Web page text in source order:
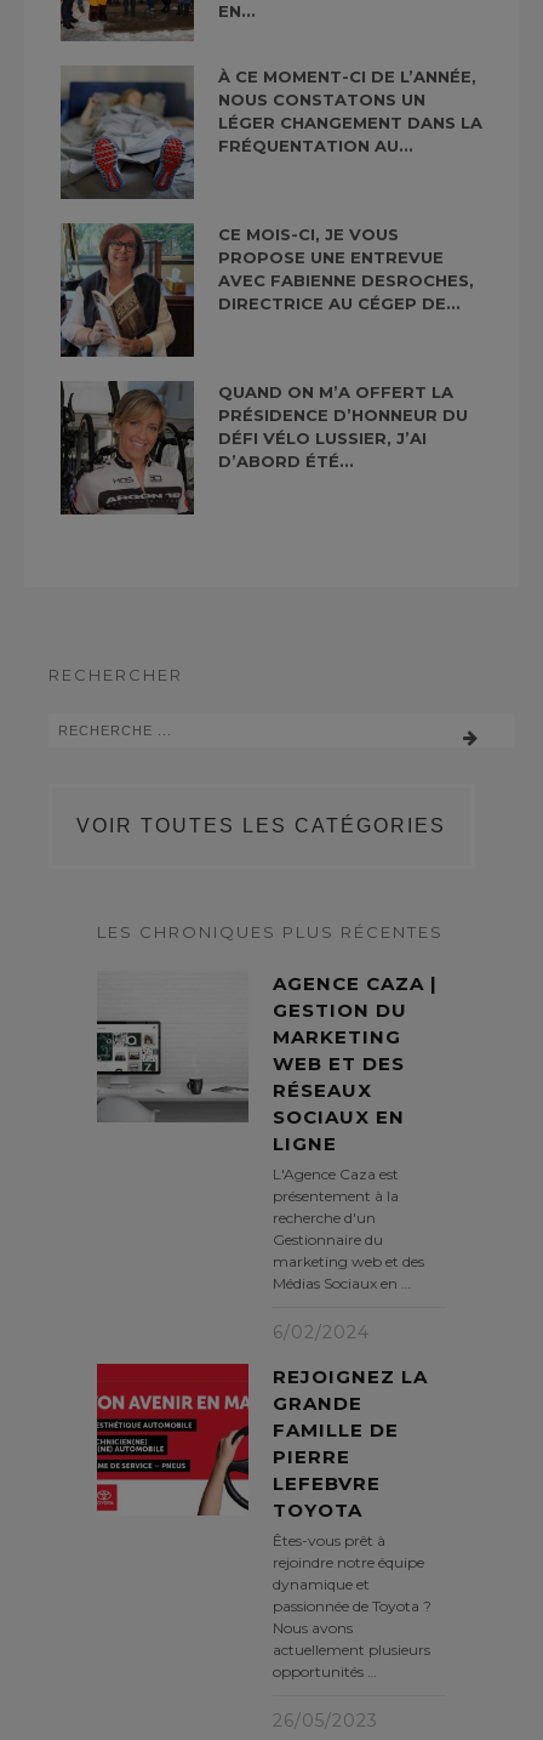
EN...
À CE MOMENT-CI DE L’ANNÉE,
NOUS CONSTATONS UN
LÉGER CHANGEMENT DANS LA
FRÉQUENTATION AU...
CE MOIS-CI, JE VOUS
PROPOSE UNE ENTREVUE
AVEC FABIENNE DESROCHES,
DIRECTRICE AU CÉGEP DE...
QUAND ON M’A OFFERT LA
PRÉSIDENCE D’HONNEUR DU
DÉFI VÉLO LUSSIER, J’AI
D’ABORD ÉTÉ...
RECHERCHER
VOIR TOUTES LES CATÉGORIES
LES CHRONIQUES PLUS RÉCENTES
AGENCE CAZA |
GESTION DU
MARKETING
WEB ET DES
RÉSEAUX
SOCIAUX EN
LIGNE
L'Agence Caza est
présentement à la
recherche d'un
Gestionnaire du
marketing web et des
Médias Sociaux en …
6/02/2024
REJOIGNEZ LA
GRANDE
FAMILLE DE
PIERRE
LEFEBVRE
TOYOTA
Êtes-vous prêt à
rejoindre notre équipe
dynamique et
passionnée de Toyota ?
Nous avons
actuellement plusieurs
opportunités …
26/05/2023